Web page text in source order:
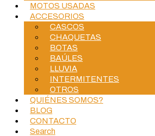
MOTOS USADAS
ACCESORIOS
CASCOS
CHAQUETAS
BOTAS
BAÚLES
LLUVIA
INTERMITENTES
OTROS
QUIÉNES SOMOS?
BLOG
CONTACTO
Search